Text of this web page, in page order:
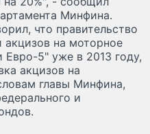
Минфина.
что правительство
на моторное
Евро-5" уже в 2013 году,
акцизов на
главы Минфина,
и